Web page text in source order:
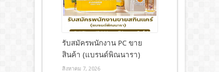
รับสมัครพนักงาน PC ขาย
สินค้า (แบรนด์พิณนารา)
สิงหาคม 7, 2026